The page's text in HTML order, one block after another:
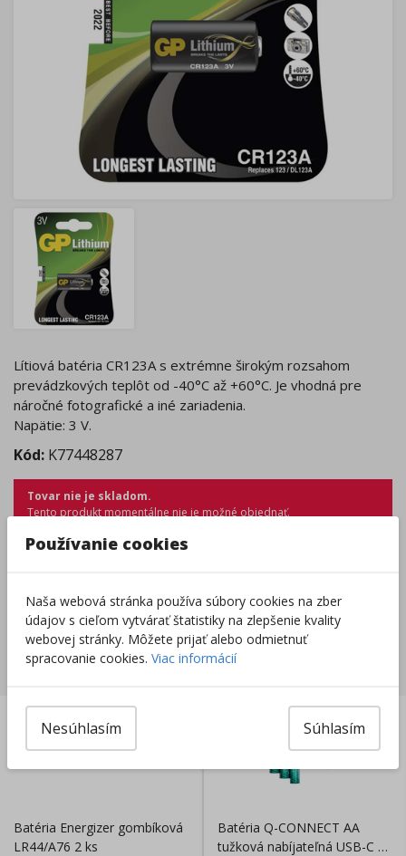
Lítiová batéria CR123A s extrémne širokým rozsahom
prevádzkových teplôt od -40°C až +60°C. Je vhodná pre
náročné fotografické a iné zariadenia.
Napätie: 3 V.
Kód: K77448287
Tovar nie je skladom.
Tento produkt momentálne nie je možné objednať.
Výrobca/Distribútor
Súvisiace produkty
Batéria Energizer gombíková
LR44/A76 2 ks
Batéria Q-CONNECT AA
tužková nabíjateľná USB-C 4
Používanie cookies
Naša webová stránka používa súbory cookies na zber
údajov s cieľom vytvárať štatistiky na zlepšenie kvality
webovej stránky. Môžete prijať alebo odmietnuť
spracovanie cookies. Viac informácií
Súhlasím
Nesúhlasím